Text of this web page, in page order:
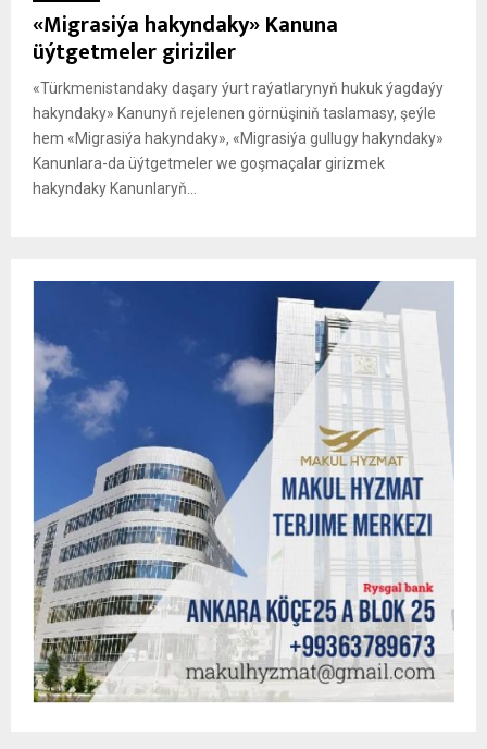
«Migrasiýa hakyndaky» Kanuna
üýtgetmeler giriziler
«Türkmenistandaky daşary ýurt raýatlarynyň hukuk ýagdaýy
hakyndaky» Kanunyň rejelenen görnüşiniň taslamasy, şeýle
hem «Migrasiýa hakyndaky», «Migrasiýa gullugy hakyndaky»
Kanunlara-da üýtgetmeler we goşmaçalar girizmek
hakyndaky Kanunlaryň...